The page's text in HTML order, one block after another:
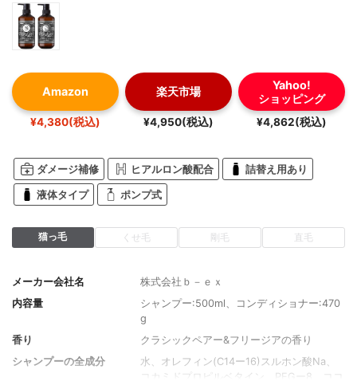
Amazon
¥4,380(税込)
楽天市場
¥4,950(税込)
Yahoo!
ショッピング
¥4,862(税込)
ダメージ補修 ヒアルロン酸配合 詰替え用あり
液体タイプ ポンプ式
猫っ毛 くせ毛 剛毛 直毛
メーカー会社名
株式会社ｂ－ｅｘ
内容量
シャンプー:500ml、コンディショナー:470
g
香り
クラシックペアー&フリージアの香り
シャンプーの全成分
水、オレフィン(C14ー16)スルホン酸Na、
コカミドプロピルベタイン、PEGー8、ココ